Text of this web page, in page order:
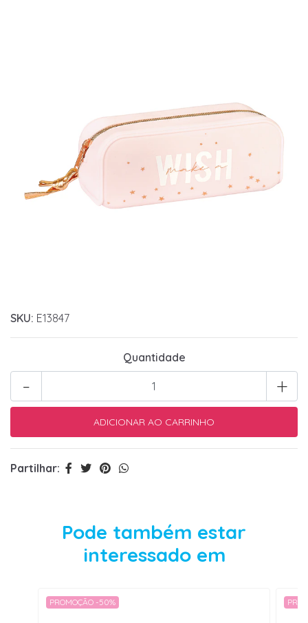
SKU: E13847
Quantidade
+
-
Partilhar:
Pode também estar
interessado em
PROMOÇÃO -50%